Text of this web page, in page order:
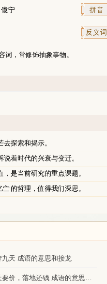
億宁 拼音
反义词
词，常修饰抽象事物。
探索和揭示。
说着时代的兴衰与变迁。
，是当前研究的重点课题。
㝉的哲理，值得我们深思。
九天 成语的意思和接龙